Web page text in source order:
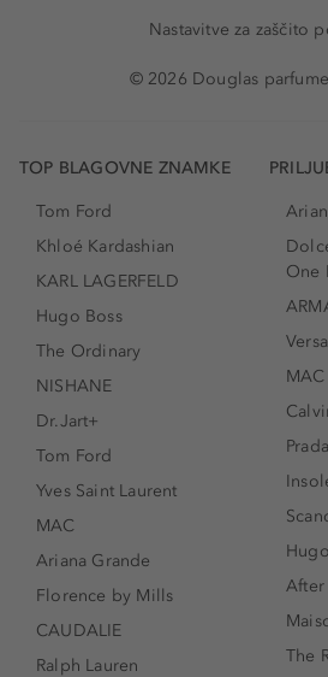
Nastavitve za zaščito
© 2026 Douglas
TOP BLAGOVNE ZNAMKE
Tom Ford
Khloé Kardashian
KARL LAGERFELD
Hugo Boss
The Ordinary
NISHANE
Dr.Jart+
Tom Ford
Yves Saint Laurent
MAC
Ariana Grande
Florence by Mills
CAUDALIE
Ralph Lauren
One
After
The